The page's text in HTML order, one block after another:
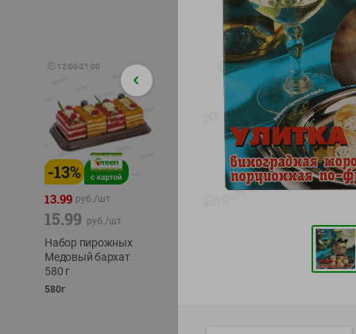
🕘 12:00-21:00
-13%
13.99 руб./шт
15.99 руб./шт
Набор пирожных
Медовый бархат
580 г
580г
-24%
230г